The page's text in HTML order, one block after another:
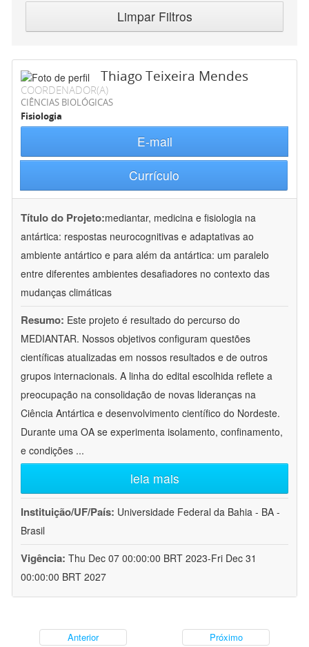
Limpar Filtros
Thiago Teixeira Mendes
COORDENADOR(A)
CIÊNCIAS BIOLÓGICAS
Fisiologia
E-mail
Currículo
Título do Projeto:mediantar, medicina e fisiologia na
antártica: respostas neurocognitivas e adaptativas ao
ambiente antártico e para além da antártica: um paralelo
entre diferentes ambientes desafiadores no contexto das
mudanças climáticas
Resumo: Este projeto é resultado do percurso do
MEDIANTAR. Nossos objetivos configuram questões
científicas atualizadas em nossos resultados e de outros
grupos internacionais. A linha do edital escolhida reflete a
preocupação na consolidação de novas lideranças na
Ciência Antártica e desenvolvimento científico do Nordeste.
Durante uma OA se experimenta isolamento, confinamento,
e condições ...
leia mais
Instituição/UF/País: Universidade Federal da Bahia - BA -
Brasil
Vigência: Thu Dec 07 00:00:00 BRT 2023-Fri Dec 31
00:00:00 BRT 2027
Anterior Próximo